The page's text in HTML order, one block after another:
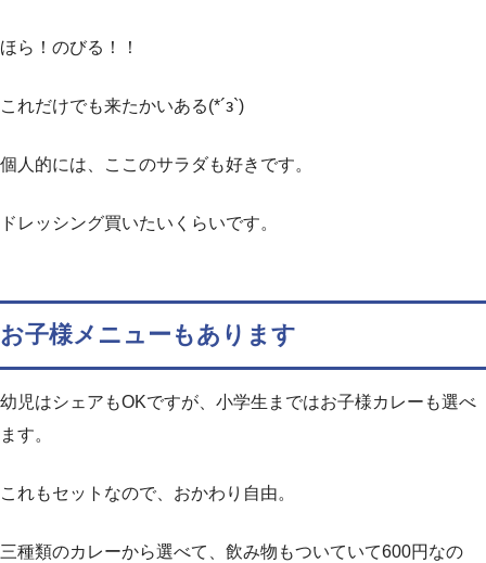
ほら！のびる！！
これだけでも来たかいある(*´з`)
個人的には、ここのサラダも好きです。
ドレッシング買いたいくらいです。
お子様メニューもあります
幼児はシェアもOKですが、小学生まではお子様カレーも選べ
ます。
これもセットなので、おかわり自由。
三種類のカレーから選べて、飲み物もついていて600円なの